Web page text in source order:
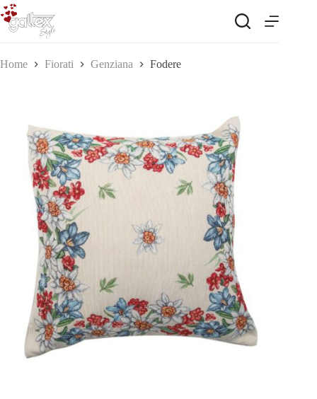
Salta
al
contenuto
Home Fiorati Genziana Fodere